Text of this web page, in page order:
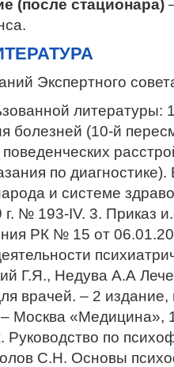
(после стационара)
Экспертного
литературы:
болезней (10-й
по
и системе
г. № 193-IV. 3. Приказ
РК № 15 от
Г.Я., Недува А.А
врачей. – 2
Москва «Медицина»,
по
С.Н. Основы